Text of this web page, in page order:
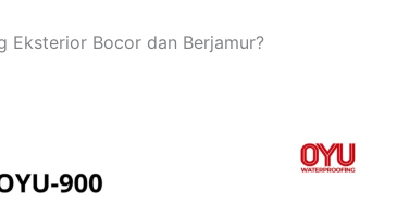
Eksterior Bocor dan Berjamur?